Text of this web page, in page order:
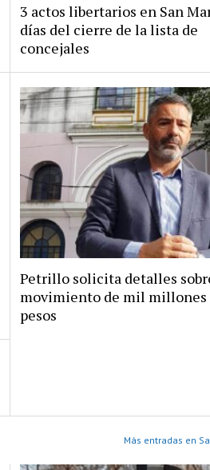
3 actos libertarios en San
días del cierre de la lista de
concejales
Petrillo solicita detalles
movimiento de mil millones
pesos
Más entradas en